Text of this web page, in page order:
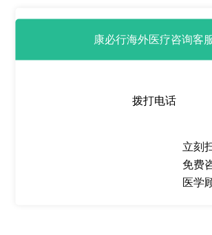
热点推荐
康必行海外医疗咨询客
拨打电话
立刻
免费
医学